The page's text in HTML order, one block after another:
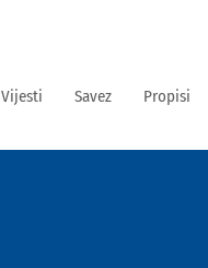
Vijesti Savez Propisi